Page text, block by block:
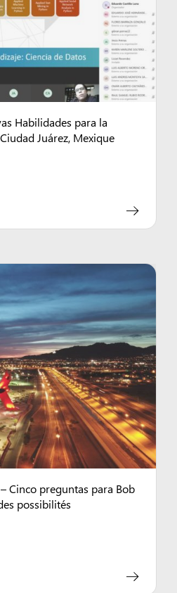
Habilidades para la
Juárez, Mexique
Cinco preguntas para Bob
possibilités